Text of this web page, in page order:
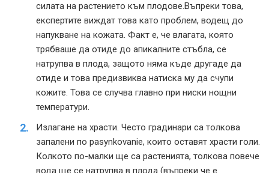
силата на растението към плодове.Въпреки това,
експертите виждат това като проблем, водещ до
напукване на кожата. Факт е, че влагата, която
трябваше да отиде до апикалните стъбла, се
натрупва в плода, защото няма къде другаде да
отиде и това предизвиква натиска му да счупи
кожите. Това се случва главно при ниски нощни
температури.
Излагане на храсти. Често градинари са толкова
запалени по pasynkovanie, които оставят храсти голи.
Колкото по-малки ще са растенията, толкова повече
вода ще се натрупва в плода (въпреки че е